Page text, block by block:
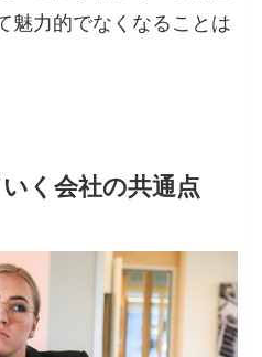
魅力的でなくなることは
く会社の共通点